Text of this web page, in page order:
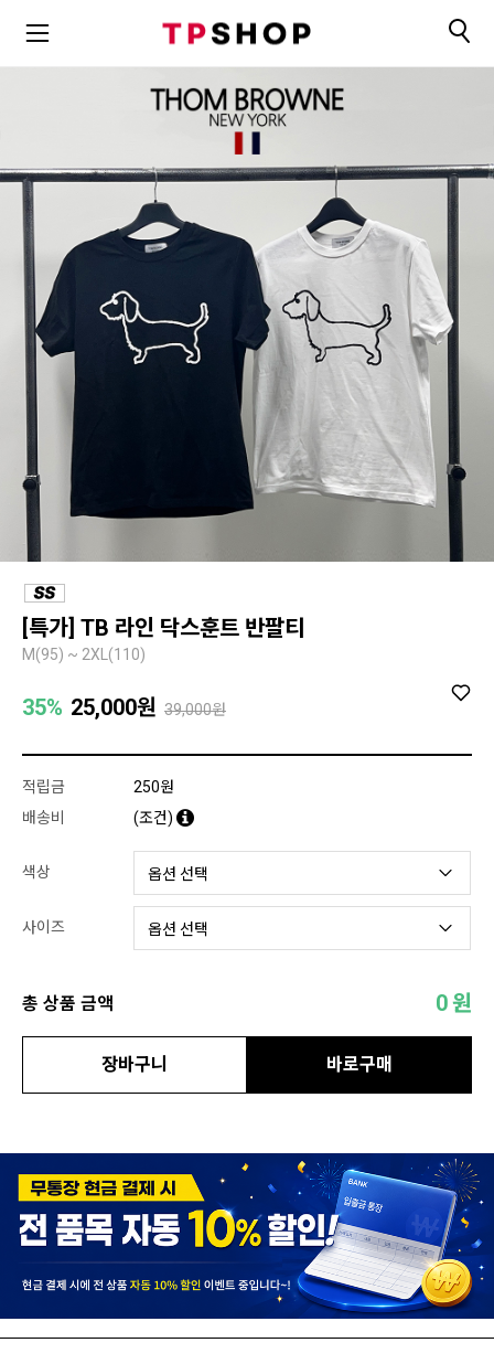
[특가] TB 라인 닥스훈트 반팔티
M(95) ~ 2XL(110)
35% 25,000원 39,000원
적립금
250원
배송비
(조건)
색상
사이즈
총 상품 금액 0원
장바구니 바로구매